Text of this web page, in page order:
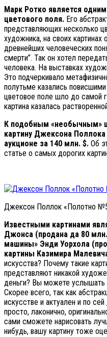
Марк Ротко является
цветового поля. Его
представляющих несколько
художника, на своих картинах
древнейших человеческих
смерти”. Так он хотел
человека. На выставках
Это подчеркивало
полутьме казались
цветовое поле шло до самой
картина казалась
К подобным «необычным»
картину Джексона
аукционе за 140 млн. $. Об
статье о самых дорогих
Джексон Поллок «Полотно
Известными картинами
Джонса (продана да 80
машины» Энди Уорхола
картины Казимира
искусства? Почему такие
представляют никакой
деньги? Вы можете услышать
Скорее всего, так как
искусстве и актуален и по
просто, лаконично,
сами сможете нарисовать
нибудь, вашу картину тоже